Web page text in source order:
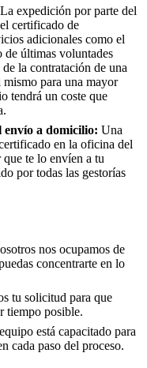
La expedición por parte del
certificado de
adicionales como el
de últimas voluntades
la contratación de una
para una mayor
tendrá un coste que
envío a domicilio: Una
en la oficina del
te lo envíen a tu
por todas las gestorías
nos ocupamos de
concentrarte en lo
tu solicitud para que
tiempo posible.
está capacitado para
cada paso del proceso.